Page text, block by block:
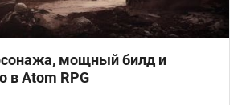
мощный билд и
в Atom RPG